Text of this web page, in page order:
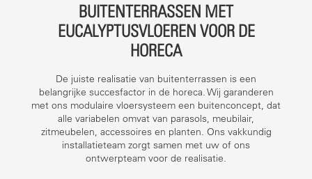
BUITENTERRASSEN MET
EUCALYPTUSVLOEREN VOOR DE
HORECA
De juiste realisatie van buitenterrassen is een
belangrijke succesfactor in de horeca. Wij garanderen
met ons modulaire vloersysteem een buitenconcept, dat
alle variabelen omvat van parasols, meubilair,
zitmeubelen, accessoires en planten. Ons vakkundig
installatieteam zorgt samen met uw of ons
ontwerpteam voor de realisatie.